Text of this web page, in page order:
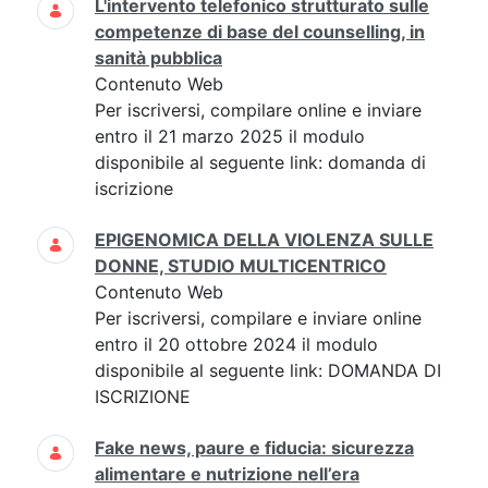
L'intervento telefonico strutturato sulle
competenze di base del counselling, in
sanità pubblica
Contenuto Web
Per iscriversi, compilare online e inviare
entro il 21 marzo 2025 il modulo
disponibile al seguente link: domanda di
iscrizione
EPIGENOMICA DELLA VIOLENZA SULLE
DONNE, STUDIO MULTICENTRICO
Contenuto Web
Per iscriversi, compilare e inviare online
entro il 20 ottobre 2024 il modulo
disponibile al seguente link: DOMANDA DI
ISCRIZIONE
Fake news, paure e fiducia: sicurezza
alimentare e nutrizione nell’era